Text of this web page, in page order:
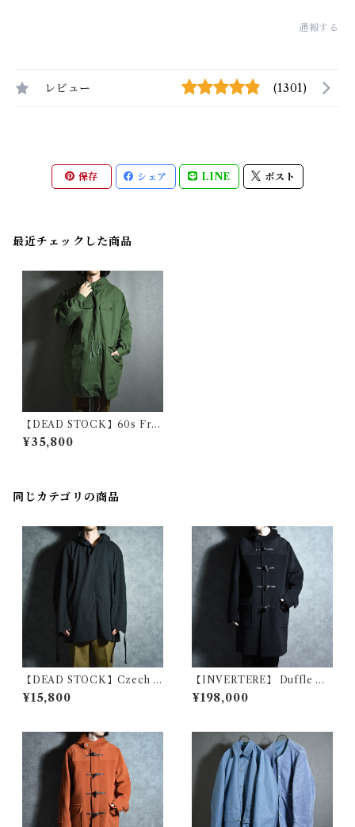
通報する
レビュー (1301)
保存 シェア LINE ポスト
最近チェックした商品
【DEAD STOCK】60s Fre
nch Army Alpine Smock フ
ランス軍 アルパイン スモック
¥35,800
同じカテゴリの商品
【DEAD STOCK】Czech A
rmy Cotton Snow Camoufl
age Parka チェコ軍 コットン
¥15,800
【INVERTERE】 Duffle Co
at Fabric by Joshua Ellis イ
ンバーティア ダッフルコート
¥198,000